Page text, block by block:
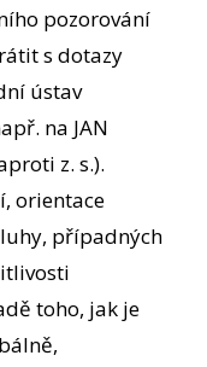
pozorování
s dotazy
ústav
na JAN
z. s.).
orientace
případných
toho, jak je